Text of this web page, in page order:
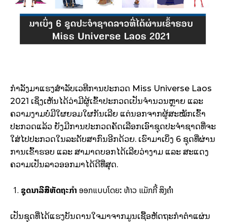
ກໍາລັງມາແຮງສໍາລັບເວທີການປະກວດ Miss Universe Laos
2021 ເຊິ່ງເຫັນໄດ້ວ່າມີຜູ້ເຂົ້າປະກວດເປັນຈໍານວນຫຼາຍ ແລະ
ຄວາມງາມບໍ່ມີໃຜຍອມໃຜກັນເລີຍ ແຕ່ນອກຈາກຜູ້ສະໝັກເຂົ້າ
ປະກວດແລ້ວ ຍັງມີການປະກວດຄັດເລືອກເອົາຊຸດປະຈໍາຊາດທີ່ຈະ
ໃສ່ໄປປະກວດໃນລະດັບສາກົນອີກດ້ວຍ. ເຮົາມາເບິ່ງ 6 ຊຸດທີ່ຜ່ານ
ການເຂົ້າຮອບ ແລະ ສາມາດບອກໄດ້ເລີຍວ່າງາມ ແລະ ສະແດງ
ຄວາມເປັນລາວອອກມາໄດ້ດີທີ່ສຸດ.
ຊຸດນາລີສີຫັດຖະກໍາ ອອກແບບໂດຍ: ທ້າວ ແມັກກີ້ສິງຄໍາ
ເປັນຊຸດທີ່ໄດ້ແຮງບັນດານໃຈມາຈາກມູນເຊື້ອຫັດຖະກໍາຕໍາແຜ່ນ